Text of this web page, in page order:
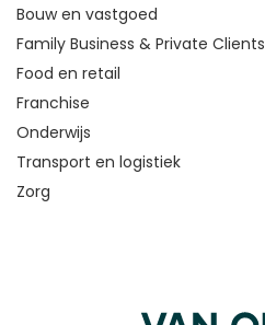
Bouw en vastgoed
Family Business & Private Clients
Food en retail
Franchise
Onderwijs
Transport en logistiek
Zorg